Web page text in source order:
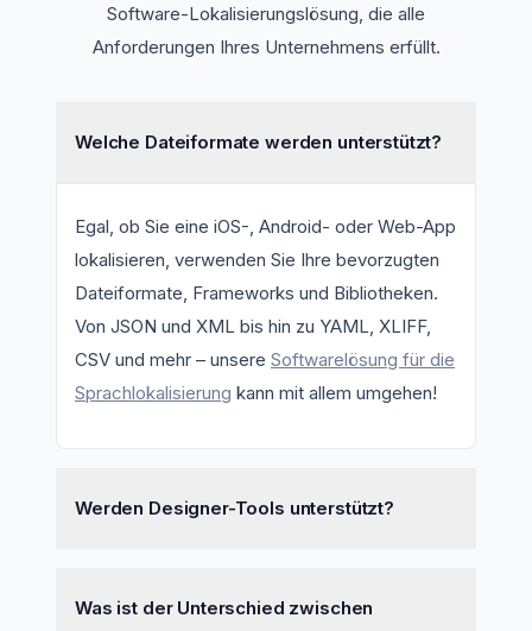
Software-Lokalisierungslösung, die alle
Anforderungen Ihres Unternehmens erfüllt.
Welche Dateiformate werden unterstützt?
Egal, ob Sie eine iOS-, Android- oder Web-App
lokalisieren, verwenden Sie Ihre bevorzugten
Dateiformate, Frameworks und Bibliotheken.
Von JSON und XML bis hin zu YAML, XLIFF,
CSV und mehr – unsere Softwarelösung für die
Sprachlokalisierung kann mit allem umgehen!
Werden Designer-Tools unterstützt?
Was ist der Unterschied zwischen